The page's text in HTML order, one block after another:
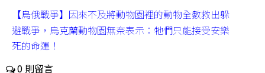
【烏俄戰爭】因來不及將動物園裡的動物全數救出躲
避戰爭，烏克蘭動物園無奈表示：牠們只能接受安樂
死的命運！